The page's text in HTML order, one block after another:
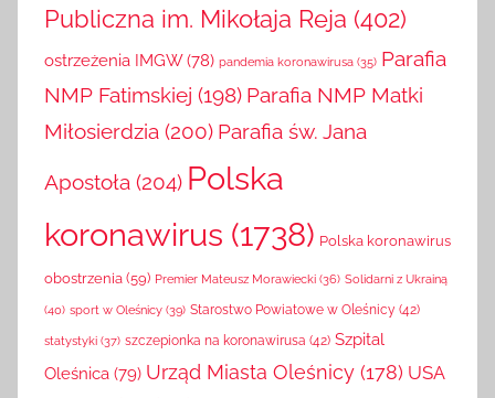
Publiczna im. Mikołaja Reja (402)
ostrzeżenia IMGW (78) pandemia koronawirusa (35) Parafia
NMP Fatimskiej (198) Parafia NMP Matki
Miłosierdzia (200) Parafia św. Jana
Apostoła (204) Polska
koronawirus (1738) Polska koronawirus
obostrzenia(59) Premier Mateusz Morawiecki (36) Solidarni z Ukrainą
(40) sport w Oleśnicy (39) Starostwo Powiatowe w Oleśnicy (42)
statystyki (37) szczepionka na koronawirusa (42) Szpital
Oleśnica (79) Urząd Miasta Oleśnicy (178) USA